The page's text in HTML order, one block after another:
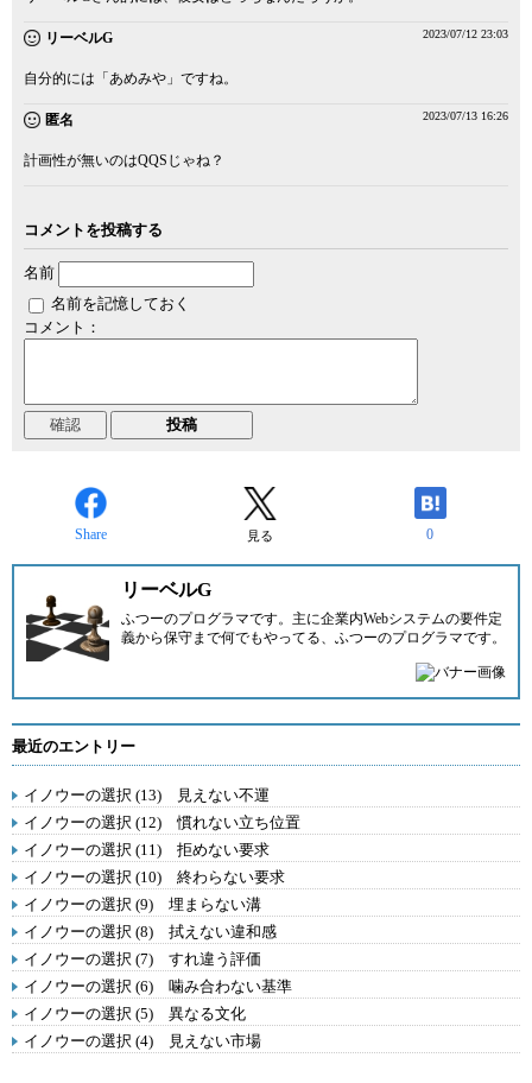
リーベルG 2023/07/12 23:03
自分的には「あめみや」ですね。
匿名 2023/07/13 16:26
計画性が無いのはQQSじゃね？
コメントを投稿する
名前
名前を記憶しておく
コメント：
Share 見る 0
リーベルG
ふつーのプログラマです。主に企業内Webシステムの要件定
義から保守まで何でもやってる、ふつーのプログラマです。
最近のエントリー
イノウーの選択 (13) 見えない不運
イノウーの選択 (12) 慣れない立ち位置
イノウーの選択 (11) 拒めない要求
イノウーの選択 (10) 終わらない要求
イノウーの選択 (9) 埋まらない溝
イノウーの選択 (8) 拭えない違和感
イノウーの選択 (7) すれ違う評価
イノウーの選択 (6) 噛み合わない基準
イノウーの選択 (5) 異なる文化
イノウーの選択 (4) 見えない市場